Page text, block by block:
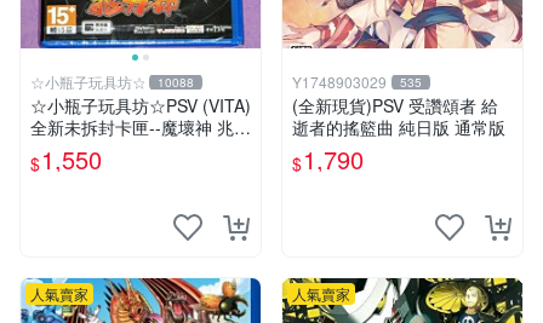
☆小瓶子玩具坊☆ 10088
☆小瓶子玩具坊☆PSV (VITA)
全新未拆封卡匣--魔壞神 兆力
翁 繁體中文版
$1,550
Y1748903029 535
(全新現貨)PSV 受讚頌者 給
逝者的搖籃曲 純日版 通常版
$1,790
人氣賣家 人氣賣家